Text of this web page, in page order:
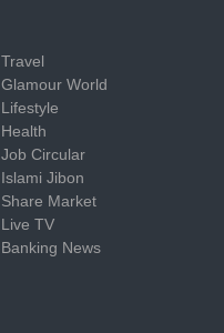
Travel
Glamour World
Lifestyle
Health
Job Circular
Islami Jibon
Share Market
Live TV
Banking News